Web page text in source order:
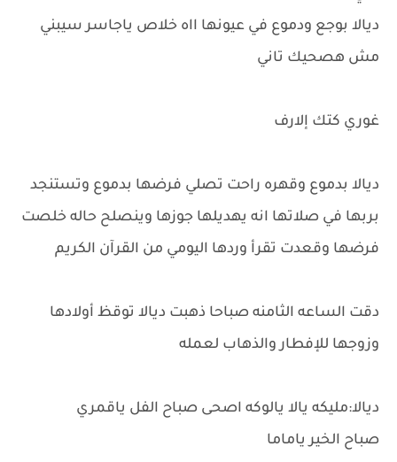
ديالا بوجع ودموع في عيونها ااه خلاص ياجاسر سيبني
مش هصحيك تاني
غوري كتك إلارف
ديالا بدموع وقهره راحت تصلي فرضها بدموع وتستنجد
بربها في صلاتها انه يهديلها جوزها وينصلح حاله خلصت
فرضها وقعدت تقرأ وردها اليومي من القرآن الكريم
دقت الساعه الثامنه صباحا ذهبت ديالا توقظ أولادها
وزوجها للإفطار والذهاب لعمله
ديالا:مليكه يالا يالوكه اصحى صباح الفل ياقمري
صباح الخير ياماما